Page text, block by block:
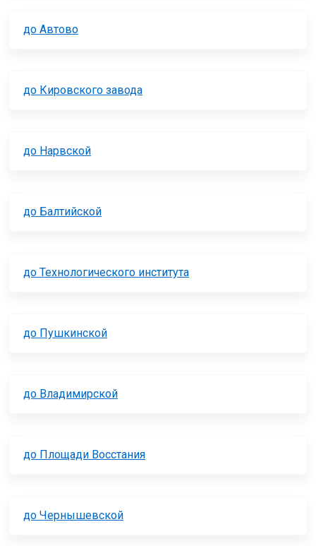
до Автово
до Кировского завода
до Нарвской
до Балтийской
до Технологического института
до Пушкинской
до Владимирской
до Площади Восстания
до Чернышевской